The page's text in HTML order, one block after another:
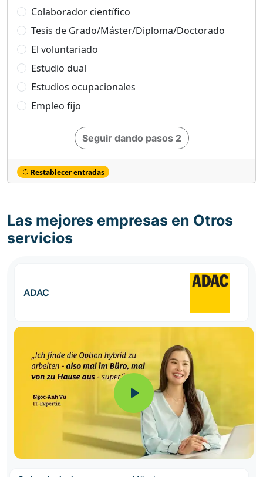
Colaborador científico
Tesis de Grado/Máster/Diploma/Doctorado
El voluntariado
Estudio dual
Estudios ocupacionales
Empleo fijo
Seguir dando pasos 2
Restablecer entradas
Las mejores empresas en Otros
servicios
ADAC